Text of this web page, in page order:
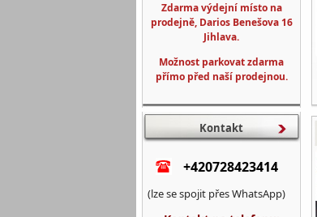
Zdarma výdejní místo na
prodejně, Darios Benešova 16
Jihlava.
Možnost parkovat zdarma
přímo před naší prodejnou.
Kontakt
+420728423414
(lze se spojit přes WhatsApp)